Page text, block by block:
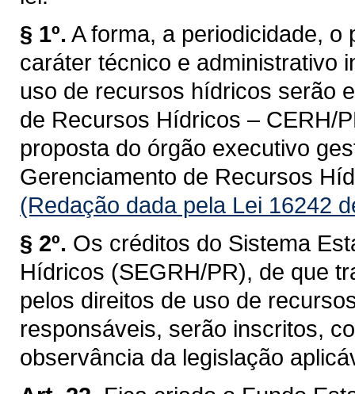
§ 1º. A forma, a periodicidade,
caráter técnico e administrativo
uso de recursos hídricos serão
de Recursos Hídricos – CERH/
proposta do órgão executivo
Gerenciamento de Recursos
(Redação dada pela Lei 16242
§ 2º. Os créditos do Sistema
Hídricos (SEGRH/PR), de que
pelos direitos de uso de
responsáveis, serão inscritos,
observância da legislação